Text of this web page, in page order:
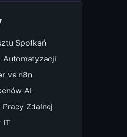
Spotkań
Automatyzacji
vs n8n
AI
Zdalnej
IT